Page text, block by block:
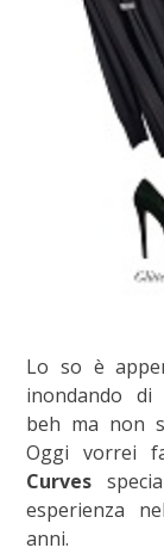
Lo so è
inondando
beh ma non
Oggi vorrei
Curves
esperienza
anni.